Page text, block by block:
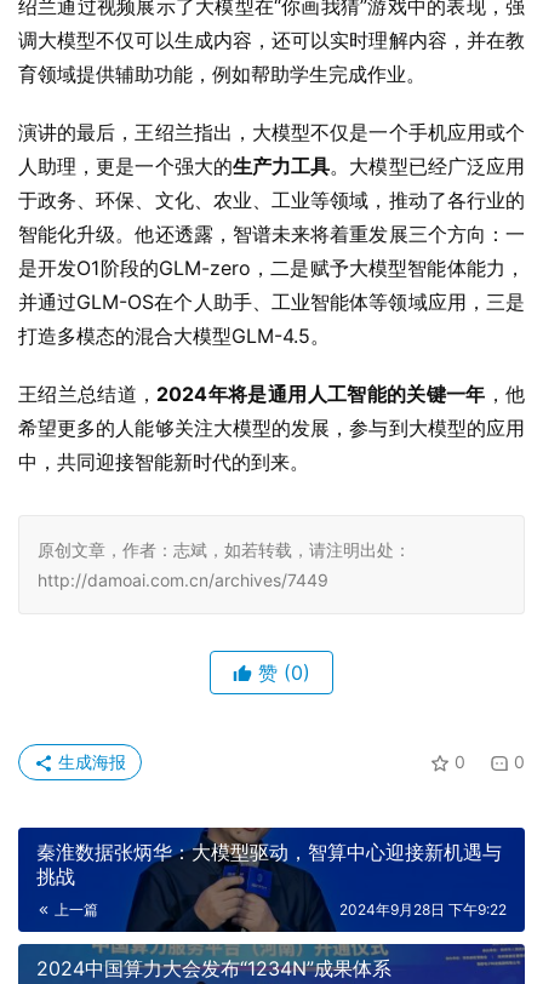
绍兰通过视频展示了大模型在“你画我猜”游戏中的表现，强
调大模型不仅可以生成内容，还可以实时理解内容，并在教
育领域提供辅助功能，例如帮助学生完成作业。
演讲的最后，王绍兰指出，大模型不仅是一个手机应用或个
人助理，更是一个强大的生产力工具。大模型已经广泛应用
于政务、环保、文化、农业、工业等领域，推动了各行业的
智能化升级。他还透露，智谱未来将着重发展三个方向：一
是开发O1阶段的GLM-zero，二是赋予大模型智能体能力，
并通过GLM-OS在个人助手、工业智能体等领域应用，三是
打造多模态的混合大模型GLM-4.5。
王绍兰总结道， 2024年将是通用人工智能的关键一年 ，他
希望更多的人能够关注大模型的发展，参与到大模型的应用
中，共同迎接智能新时代的到来。
原创文章，作者：志斌，如若转载，请注明出处：
http://damoai.com.cn/archives/7449
赞 (0)
0 0
生成海报
秦淮数据张炳华：大模型驱动，智算中心迎接新机遇与
挑战
上一篇 2024年9月28日 下午9:22
2024中国算力大会发布“1234N”成果体系